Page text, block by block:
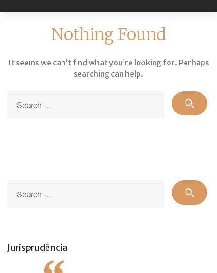
Nothing Found
It seems we can’t find what you’re looking for. Perhaps
searching can help.
search
for:
search
Jurisprudência